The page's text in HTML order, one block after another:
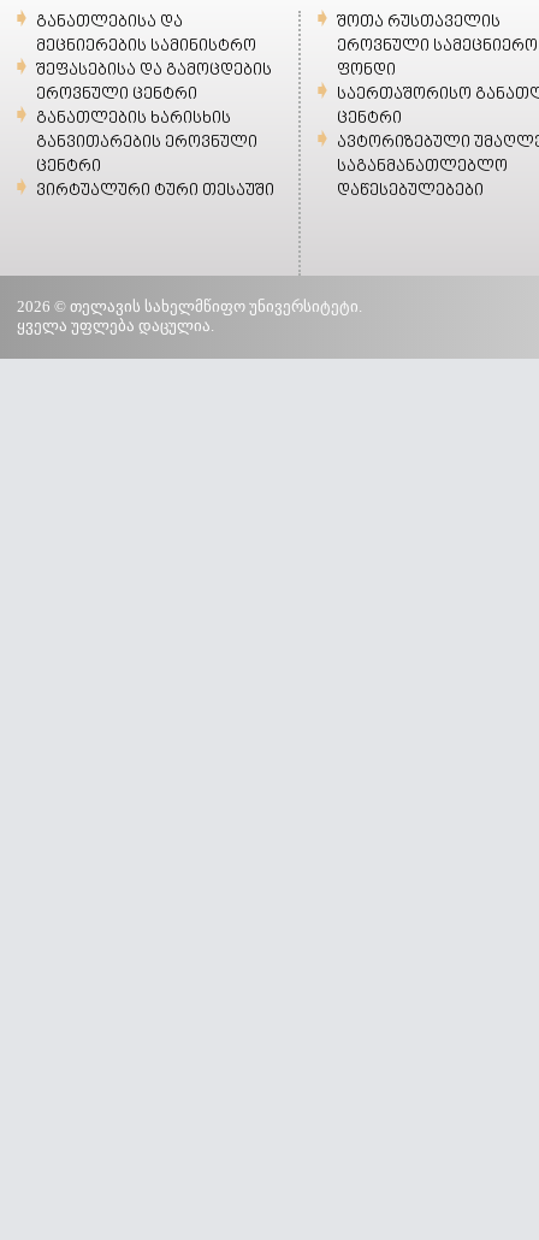
განათლებისა და
მეცნიერების სამინისტრო
შეფასებისა და გამოცდების
ეროვნული ცენტრი
განათლების ხარისხის
განვითარების ეროვნული
ცენტრი
ვირტუალური ტური თესაუში
შოთა რუსთაველის
ეროვნული სამეცნიერო
ფონდი
საერთაშორისო
ცენტრი
ავტორიზებული
საგანმანათლებლო
დაწესებულებები
2026 © თელავის სახელმწიფო უნივერსიტეტი.
ყველა უფლება დაცულია.